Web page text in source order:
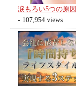
涙もろい5つの原因
- 107,954 views